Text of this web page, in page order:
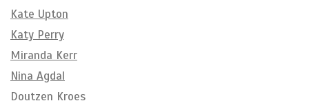
Kate Upton
Katy Perry
Miranda Kerr
Nina Agdal
Doutzen Kroes